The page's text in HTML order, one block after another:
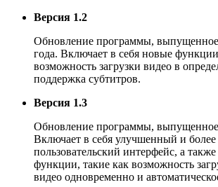
Версия 1.2
Обновление программы, выпущенное
года. Включает в себя новые
возможность загрузки видео в
поддержка субтитров.
Версия 1.3
Обновление программы,
Включает в себя улучшенный и
пользовательский интерфейс, а
функции, такие как возможность
видео одновременно и